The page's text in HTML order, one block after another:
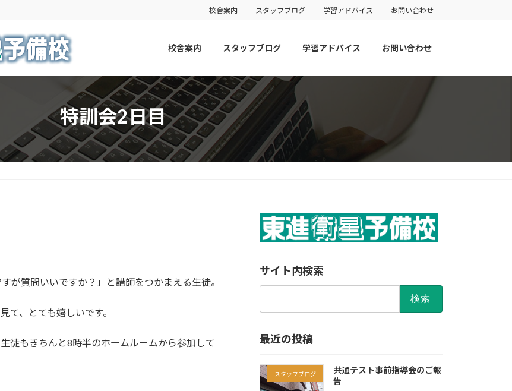
校舎案内 スタッフブログ 学習アドバイス お問い合わせ
校舎案内 スタッフブログ 学習アドバイス お問い合わせ
特訓会2日目
が質問いいですか？」と講師をつかまえる生徒。
て、とても嬉しいです。
徒もきちんと8時半のホームルームから参加して
サイト内検索
最近の投稿
スタッフブログ
共通テスト事前指導会のご報
告